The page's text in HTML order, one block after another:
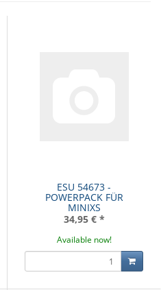
ESU 54673 -
POWERPACK FÜR
MINIXS
34,95 € *
Available now!